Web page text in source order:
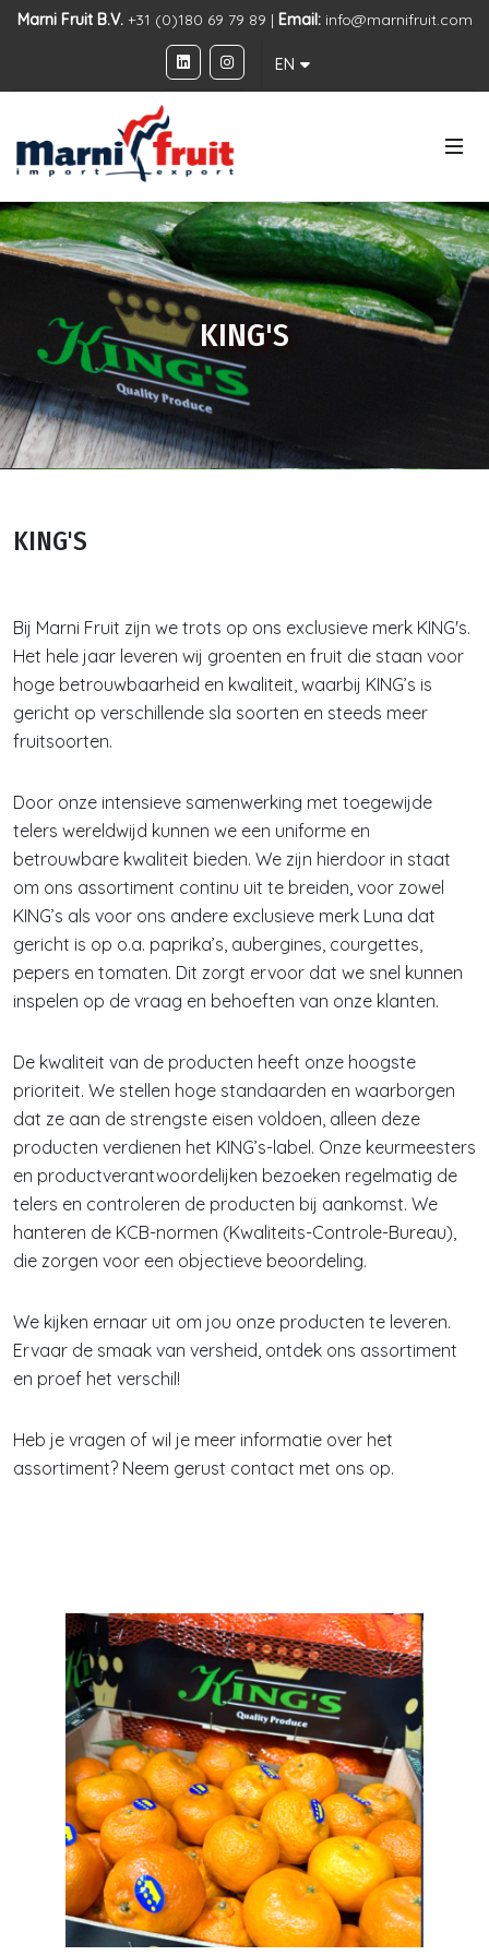
Marni Fruit B.V.+31 (0)180 69 79 89 | Email: info@marnifruit.com
EN
KING'S
KING'S
Bij Marni Fruit zijn we trots op ons exclusieve merk KING's.
Het hele jaar leveren wij groenten en fruit die staan voor
hoge betrouwbaarheid en kwaliteit, waarbij KING’s is
gericht op verschillende sla soorten en steeds meer
fruitsoorten.
Door onze intensieve samenwerking met toegewijde
telers wereldwijd kunnen we een uniforme en
betrouwbare kwaliteit bieden. We zijn hierdoor in staat
om ons assortiment continu uit te breiden, voor zowel
KING’s als voor ons andere exclusieve merk Luna dat
gericht is op o.a. paprika’s, aubergines, courgettes,
pepers en tomaten. Dit zorgt ervoor dat we snel kunnen
inspelen op de vraag en behoeften van onze klanten.
De kwaliteit van de producten heeft onze hoogste
prioriteit. We stellen hoge standaarden en waarborgen
dat ze aan de strengste eisen voldoen, alleen deze
producten verdienen het KING’s-label. Onze keurmeesters
en productverantwoordelijken bezoeken regelmatig de
telers en controleren de producten bij aankomst. We
hanteren de KCB-normen (Kwaliteits-Controle-Bureau),
die zorgen voor een objectieve beoordeling.
We kijken ernaar uit om jou onze producten te leveren.
Ervaar de smaak van versheid, ontdek ons assortiment
en proef het verschil!
Heb je vragen of wil je meer informatie over het
assortiment? Neem gerust contact met ons op.